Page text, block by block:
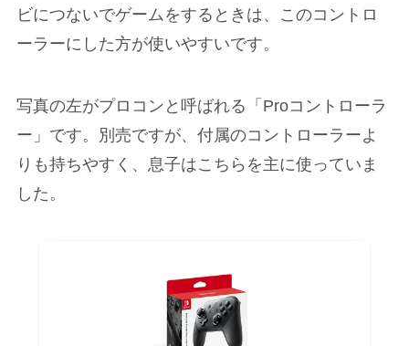
ビにつないでゲームをするときは、このコントロ
ーラーにした方が使いやすいです。
写真の左がプロコンと呼ばれる「Proコントローラ
ー」です。別売ですが、付属のコントローラーよ
りも持ちやすく、息子はこちらを主に使っていま
した。